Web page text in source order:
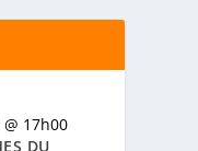
17h00
DU